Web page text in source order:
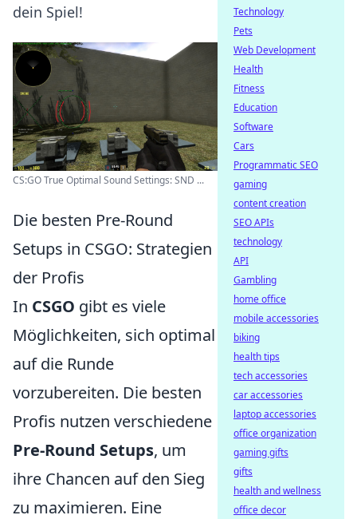
dein Spiel!
CS:GO True Optimal Sound Settings: SND ...
Die besten Pre-Round
Setups in CSGO: Strategien
der Profis
In CSGO gibt es viele
Möglichkeiten, sich optimal
auf die Runde
vorzubereiten. Die besten
Profis nutzen verschiedene
Pre-Round Setups, um
ihre Chancen auf den Sieg
zu maximieren. Eine
Technology
Pets
Web Development
Health
Fitness
Education
Software
Cars
Programmatic SEO
gaming
content creation
SEO APIs
technology
API
Gambling
home office
mobile accessories
biking
health tips
tech accessories
car accessories
laptop accessories
office organization
gaming gifts
gifts
health and wellness
office decor